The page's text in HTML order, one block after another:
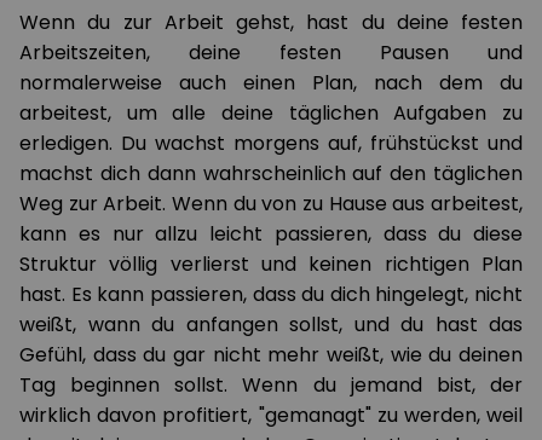
Wenn du zur Arbeit gehst, hast du deine festen
Arbeitszeiten, deine festen Pausen und
normalerweise auch einen Plan, nach dem du
arbeitest, um alle deine täglichen Aufgaben zu
erledigen. Du wachst morgens auf, frühstückst und
machst dich dann wahrscheinlich auf den täglichen
Weg zur Arbeit. Wenn du von zu Hause aus arbeitest,
kann es nur allzu leicht passieren, dass du diese
Struktur völlig verlierst und keinen richtigen Plan
hast. Es kann passieren, dass du dich hingelegt, nicht
weißt, wann du anfangen sollst, und du hast das
Gefühl, dass du gar nicht mehr weißt, wie du deinen
Tag beginnen sollst. Wenn du jemand bist, der
wirklich davon profitiert, "gemanagt" zu werden, weil